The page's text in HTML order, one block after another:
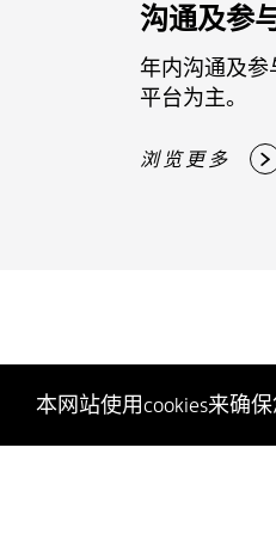
沟通及参
年内沟通及参
平台为主。
浏览更多
本网站使用cookies来确